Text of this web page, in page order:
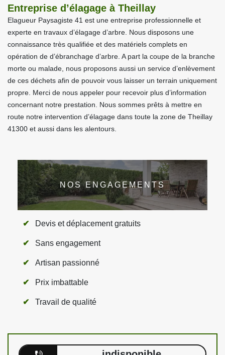
Entreprise d’élagage à Theillay
Elagueur Paysagiste 41 est une entreprise professionnelle et
experte en travaux d’élagage d’arbre. Nous disposons une
connaissance très qualifiée et des matériels complets en
opération de d’ébranchage d’arbre. A part la coupe de la branche
morte ou malade, nous proposons aussi un service d’enlèvement
de ces déchets afin de pouvoir vous laisser un terrain uniquement
propre. Merci de nous appeler pour recevoir plus d’information
concernant notre prestation. Nous sommes prêts à mettre en
route notre intervention d’élagage dans toute la zone de Theillay
41300 et aussi dans les alentours.
NOS ENGAGEMENTS
Devis et déplacement gratuits
Sans engagement
Artisan passionné
Prix imbattable
Travail de qualité